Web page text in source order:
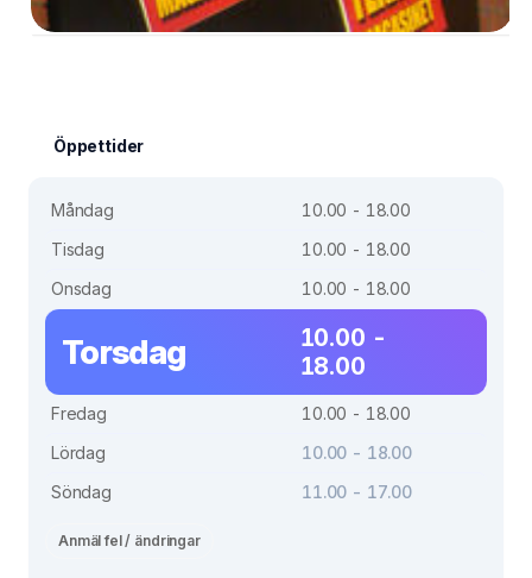
Öppettider
Måndag
10.00 - 18.00
Tisdag
10.00 - 18.00
Onsdag
10.00 - 18.00
Torsdag
10.00 -
18.00
Fredag
10.00 - 18.00
Lördag
10.00 - 18.00
Söndag
11.00 - 17.00
Anmäl fel / ändringar